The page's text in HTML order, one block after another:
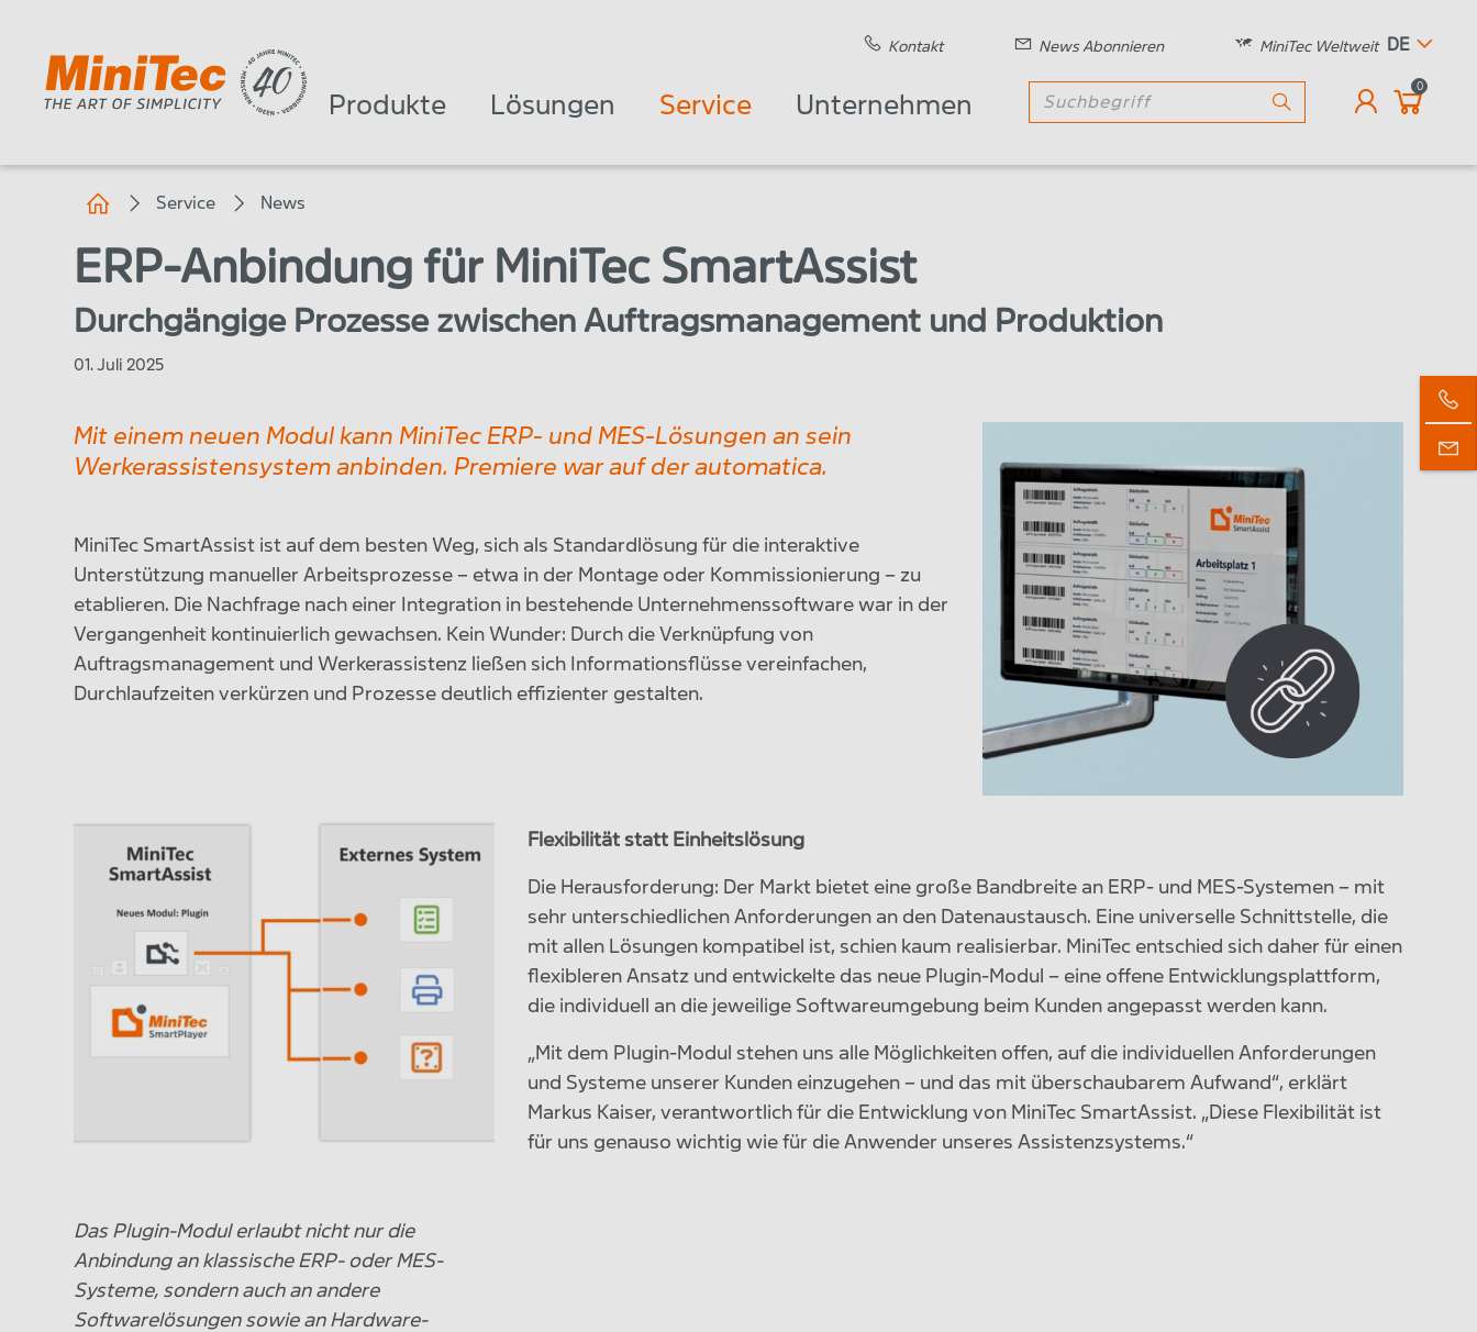
Kontakt News Abonnieren MiniTec Weltweit DE
Produkte Lösungen Service Unternehmen
0
Service News
ERP-Anbindung für MiniTec SmartAssist
Durchgängige Prozesse zwischen Auftragsmanagement und Produktion
01. Juli 2025
Mit einem neuen Modul kann MiniTec ERP- und MES-Lösungen an sein
Werkerassistensystem anbinden. Premiere war auf der automatica.
MiniTec SmartAssist ist auf dem besten Weg, sich als Standardlösung für die interaktive
Unterstützung manueller Arbeitsprozesse – etwa in der Montage oder Kommissionierung – zu
etablieren. Die Nachfrage nach einer Integration in bestehende Unternehmenssoftware war in der
Vergangenheit kontinuierlich gewachsen. Kein Wunder: Durch die Verknüpfung von
Auftragsmanagement und Werkerassistenz ließen sich Informationsflüsse vereinfachen,
Durchlaufzeiten verkürzen und Prozesse deutlich effizienter gestalten.
Das Plugin-Modul erlaubt nicht nur die
Anbindung an klassische ERP- oder MES-
Systeme, sondern auch an andere
Softwarelösungen sowie an Hardware-
Flexibilität statt Einheitslösung
Die Herausforderung: Der Markt bietet eine große Bandbreite an ERP- und MES-Systemen – mit
sehr unterschiedlichen Anforderungen an den Datenaustausch. Eine universelle Schnittstelle, die
mit allen Lösungen kompatibel ist, schien kaum realisierbar. MiniTec entschied sich daher für einen
flexibleren Ansatz und entwickelte das neue Plugin-Modul – eine offene Entwicklungsplattform,
die individuell an die jeweilige Softwareumgebung beim Kunden angepasst werden kann.
„Mit dem Plugin-Modul stehen uns alle Möglichkeiten offen, auf die individuellen Anforderungen
und Systeme unserer Kunden einzugehen – und das mit überschaubarem Aufwand“, erklärt
Markus Kaiser, verantwortlich für die Entwicklung von MiniTec SmartAssist. „Diese Flexibilität ist
für uns genauso wichtig wie für die Anwender unseres Assistenzsystems.“